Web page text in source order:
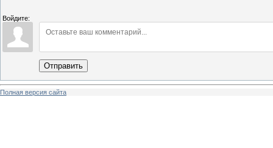
Войдите:
Отправить
Полная версия сайта